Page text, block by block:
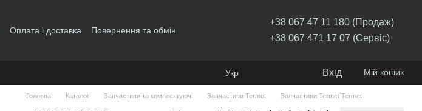
Оплата і доставка
Повернення та обмін
+38 067 47 11 180 (Продаж)
+38 067 471 17 07 (Сервіс)
Укр Вхід Мій кошик
Головна Каталог Запчастини та комплектуючі Запчастини Termet Запчастини Termet Termet